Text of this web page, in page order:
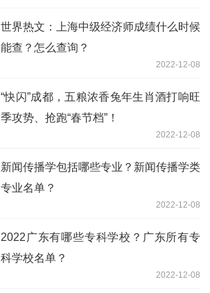
世界热文：上海中级经济师成绩什么时候
能查？怎么查询？
2022-12-08
“快闪”成都，五粮浓香兔年生肖酒打响旺
季攻势、抢跑“春节档”！
2022-12-08
新闻传播学包括哪些专业？新闻传播学类
专业名单？
2022-12-08
2022广东有哪些专科学校？广东所有专
科学校名单？
2022-12-08